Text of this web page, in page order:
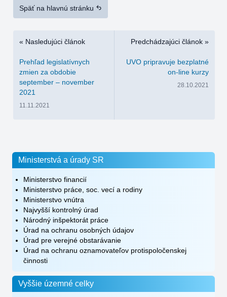
Ministerstvá a úrady SR
Ministerstvo financií
Ministerstvo práce, soc. vecí a rodiny
Ministerstvo vnútra
Najvyšší kontrolný úrad
Národný inšpektorát práce
Úrad na ochranu osobných údajov
Úrad pre verejné obstarávanie
Úrad na ochranu oznamovateľov protispoločenskej
činnosti
Vyššie územné celky
Späť na hlavnú stránku
« Nasledujúci článok
Prehľad legislatívnych
zmien za obdobie
september – november
2021
11.11.2021
Predchádzajúci článok »
UVO pripravuje bezplatné
on-line kurzy
28.10.2021